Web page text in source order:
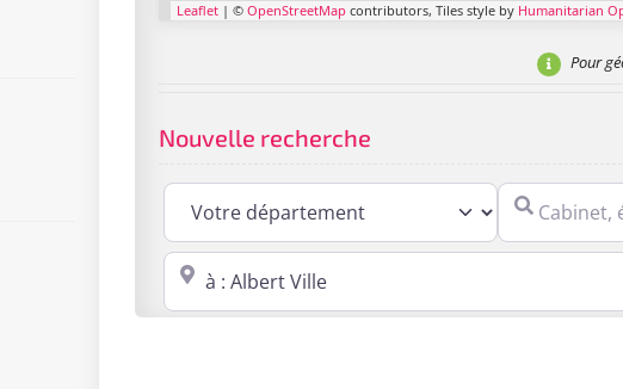
Leaflet | © OpenStreetMap contributors, Tiles style by Humanitarian
Pour
Nouvelle recherche
Cabinet,
Proche de : ville, cp, lieu ...